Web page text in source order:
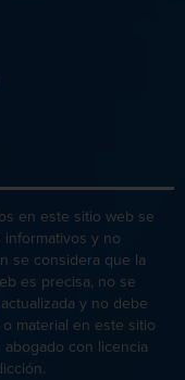
Emergencia
en este sitio web se
y no
se considera que la
es precisa, no se
y no debe
material en este sitio
con licencia